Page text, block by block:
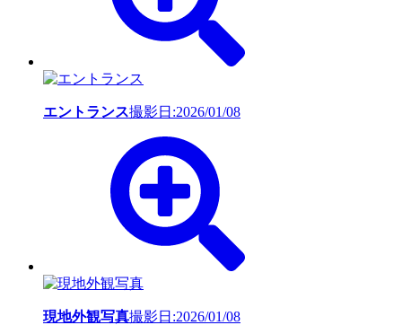
エントランス撮影日:2026/01/08
現地外観写真撮影日:2026/01/08